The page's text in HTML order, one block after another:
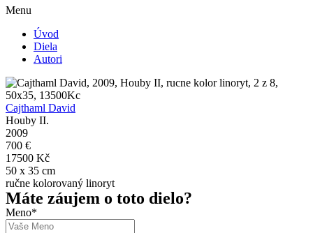
Menu
Úvod
Diela
Autori
Cajthaml David
Houby II.
2009
700 €
17500 Kč
50 x 35 cm
ručne kolorovaný linoryt
Máte záujem o toto dielo?
Meno*